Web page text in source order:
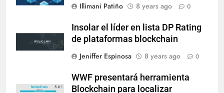
Illimani Patiño
8 years ago 0
Insolar el líder en lista DP Rating
de plataformas blockchain
Jeniffer Espinosa
8 years ago 0
WWF presentará herramienta
Blockchain para localizar